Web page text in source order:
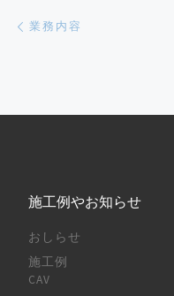
Post navigation
業務内容
施工例やお知らせ
おしらせ
施工例
CAV